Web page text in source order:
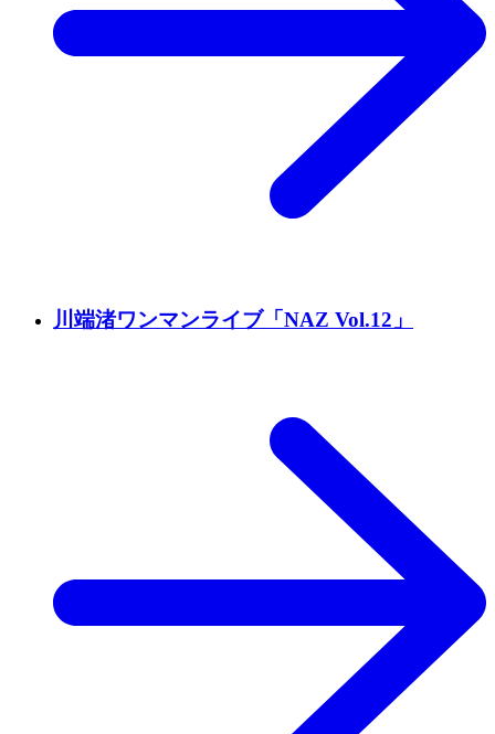
川端渚ワンマンライブ「NAZ Vol.12」